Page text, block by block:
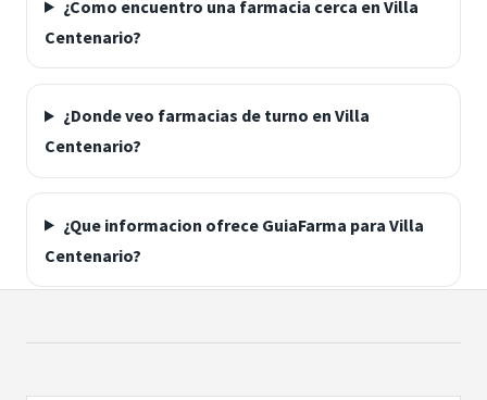
¿Como encuentro una farmacia cerca en Villa
Centenario?
¿Donde veo farmacias de turno en Villa
Centenario?
¿Que informacion ofrece GuiaFarma para Villa
Centenario?